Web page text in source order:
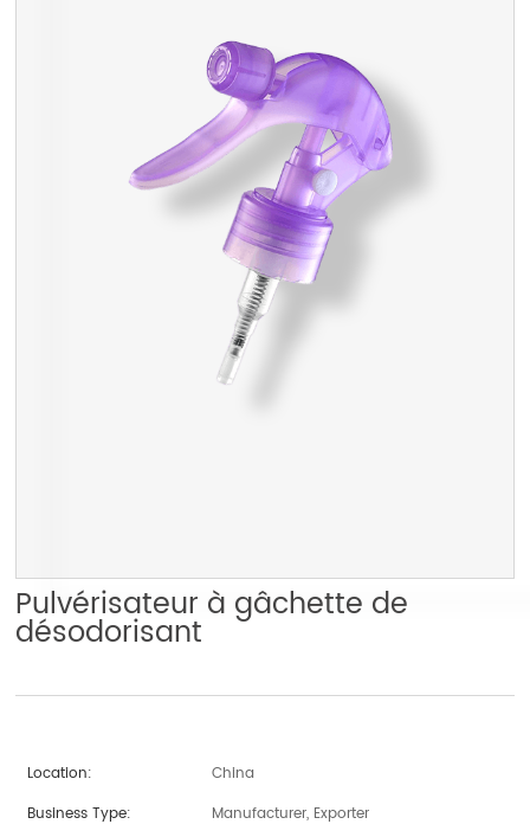
Pulvérisateur à gâchette de
désodorisant
Location:
China
Business Type:
Manufacturer, Exporter